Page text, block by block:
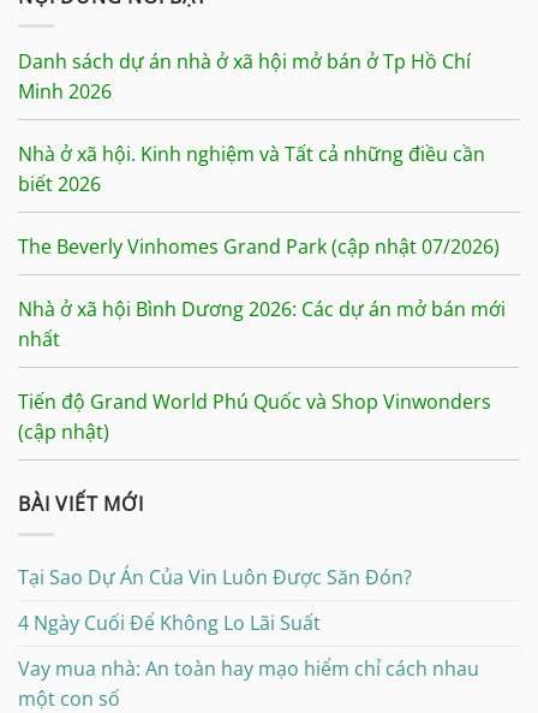
Danh sách dự án nhà ở xã hội mở bán ở Tp Hồ Chí
Minh 2026
Nhà ở xã hội. Kinh nghiệm và Tất cả những điều cần
biết 2026
The Beverly Vinhomes Grand Park (cập nhật 07/2026)
Nhà ở xã hội Bình Dương 2026: Các dự án mở bán mới
nhất
Tiến độ Grand World Phú Quốc và Shop Vinwonders
(cập nhật)
BÀI VIẾT MỚI
Tại Sao Dự Án Của Vin Luôn Được Săn Đón?
4 Ngày Cuối Để Không Lo Lãi Suất
Vay mua nhà: An toàn hay mạo hiểm chỉ cách nhau
một con số